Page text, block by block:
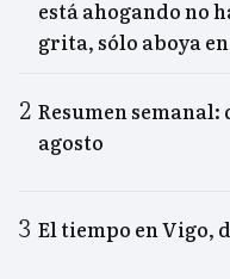
está ahogando no
grita, sólo aboya
Resumen semanal:
agosto
El tiempo en Vigo,